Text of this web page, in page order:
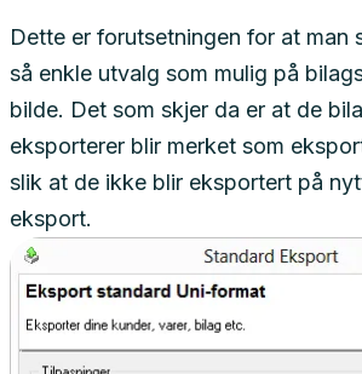
Dette er forutsetningen for at man
så enkle utvalg som mulig på
bilde. Det som skjer da er at de
eksporterer blir merket som
slik at de ikke blir eksportert på
eksport.